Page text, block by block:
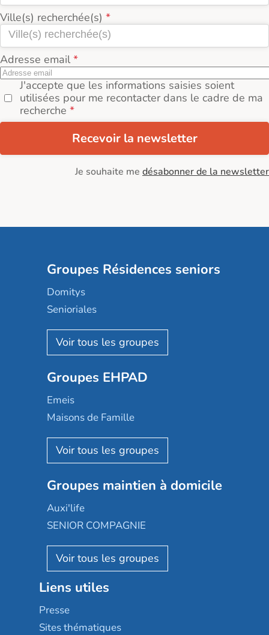
Ville(s) recherchée(s)
Adresse email
J'accepte que les informations saisies soient
utilisées pour me recontacter dans le cadre de ma
recherche
Recevoir la newsletter
Je souhaite me désabonner de la newsletter
Groupes Résidences seniors
Domitys
Senioriales
Nohée
Les Résidentiels
Mobicap
Domusvi
Happy Senior
Aquarelia
Nexity edenea
Les jardins d'Arcadie
Occitalia
Appartseniors
Reseda
Stella management
Les villages d'or
Sérénys
Résidences services Villa Médicis
Groupes EHPAD
Emeis
Maisons de Famille
Korian
Emera
Groupe SOS
Le Noble Âge
Almage
Résidalya
Groupe aplus
Groupes maintien à domicile
Auxi'life
SENIOR COMPAGNIE
AGE D'OR Services
Liens utiles
Presse
Sites thématiques